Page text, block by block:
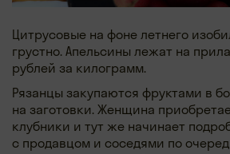
Цитрусовые на фоне летнего
грустно. Апельсины лежат на
рублей за килограмм.
Рязанцы закупаются фруктами в
на заготовки. Женщина
клубники и тут же начинает
с продавцом и соседями по